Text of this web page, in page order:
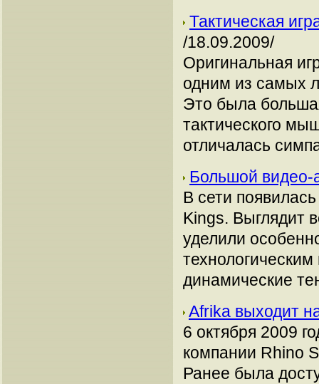
Тактическая
/18.09.2009/
Оригинальная
одним из самых
Это была
тактического
отличалась
Большой видео-
В сети
Kings. Выглядит
уделили
динамические
Afrika выходит
6 октября 2009
компании Rhino
Ранее была